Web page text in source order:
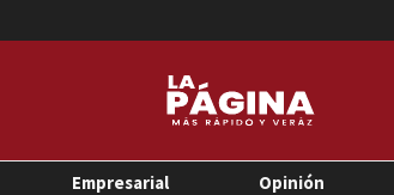
Empresarial Opinión